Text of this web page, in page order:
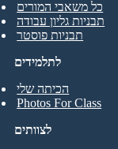
לתלמידים
הכיתה שלי
Photos For Class
כל משאבי המורים
תבניות גליון עבודה
תבניות פוסטר
לצוותים